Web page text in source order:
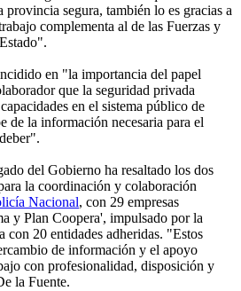
segura, también lo es gracias a
complementa al de las Fuerzas y
en "la importancia del papel
que la seguridad privada
en el sistema público de
de la información necesaria para el
del Gobierno ha resaltado los dos
la coordinación y colaboración
Nacional, con 29 empresas
y Plan Coopera', impulsado por la
con 20 entidades adheridas. "Estos
de información y el apoyo
con profesionalidad, disposición y
la Fuente.